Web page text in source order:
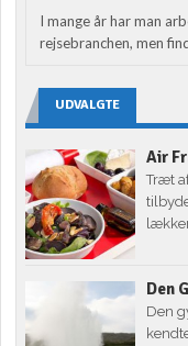
I mange år har man
rejsebranchen, men
UDVALGTE
Air
Træt
Den
Den